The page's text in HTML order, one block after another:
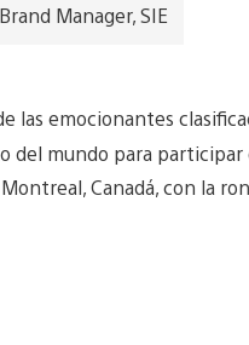
Manager, SIE
las emocionantes
del mundo para
Canadá, con la